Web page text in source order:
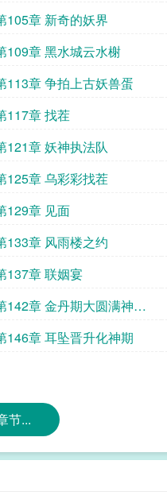
了
105章 新奇的妖界
109章 黑水城云水榭
113章 争拍上古妖兽蛋
117章 找茬
121章 妖神执法队
125章 乌彩彩找茬
129章 见面
133章 风雨楼之约
137章 联姻宴
142章 金丹期大圆满神级
脉
146章 耳坠晋升化神期
节...